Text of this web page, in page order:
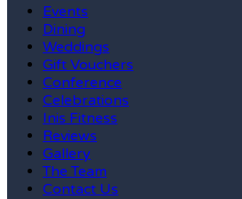
Events
Dining
Weddings
Gift Vouchers
Conference
Celebrations
Inis Fitness
Reviews
Gallery
The Team
Contact Us